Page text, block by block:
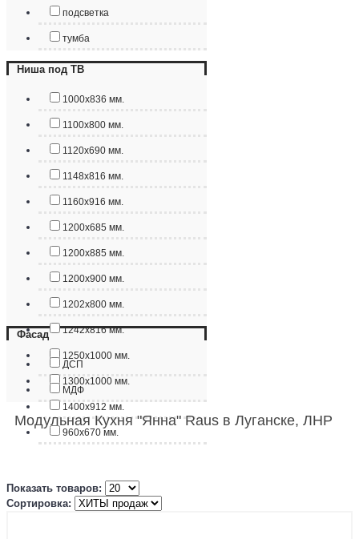
подсветка
тумба
Ниша под ТВ
1000х836 мм.
1100х800 мм.
1120х690 мм.
1148х816 мм.
1160х916 мм.
1200х685 мм.
1200х885 мм.
1200х900 мм.
1202х800 мм.
1242х816 мм.
1250х1000 мм.
1300х1000 мм.
1400х912 мм.
960х670 мм.
Фасад
ДСП
МДФ
Модульная Кухня "Янна" Raus в Луганске, ЛНР
Показать товаров:
Сортировка: